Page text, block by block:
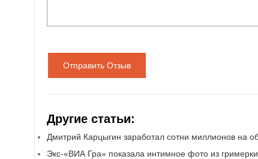
Отправить Отзыв
Другие статьи:
Дмитрий Карцыгин заработал сотни миллионов на
Экс-«ВИА Гра» показала интимное фото из гримерки